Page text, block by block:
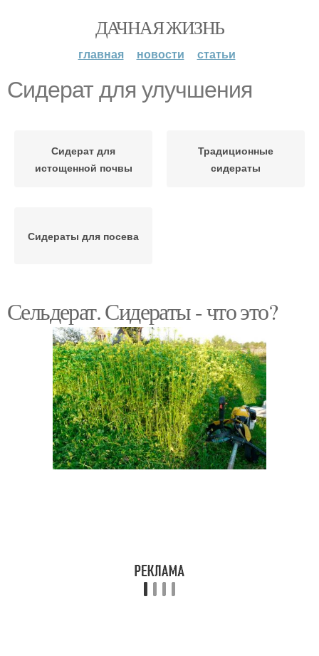
ДАЧНАЯ ЖИЗНЬ
главная новости статьи
Сидерат для улучшения
Сидерат для
истощенной почвы
Традиционные
сидераты
Сидераты для посева
Сельдерат. Сидераты - что это?